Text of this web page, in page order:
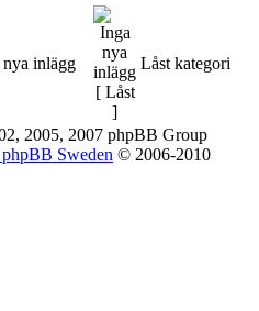
inlägg Låst kategori
2005, 2007 phpBB Group
Sweden © 2006-2010